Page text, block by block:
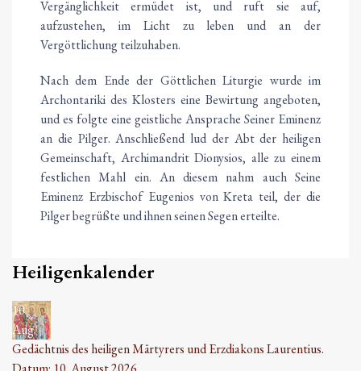
Vergänglichkeit ermüdet ist, und ruft sie auf,
aufzustehen, im Licht zu leben und an der
Vergöttlichung teilzuhaben.
Nach dem Ende der Göttlichen Liturgie wurde im
Archontariki des Klosters eine Bewirtung angeboten,
und es folgte eine geistliche Ansprache Seiner Eminenz
an die Pilger. Anschließend lud der Abt der heiligen
Gemeinschaft, Archimandrit Dionysios, alle zu einem
festlichen Mahl ein. An diesem nahm auch Seine
Eminenz Erzbischof Eugenios von Kreta teil, der die
Pilger begrüßte und ihnen seinen Segen erteilte.
Heiligenkalender
10
Aug.
Gedächtnis des heiligen Märtyrers und Erzdiakons Laurentius.